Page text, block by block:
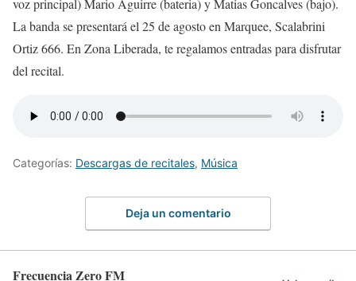
voz principal) Mario Aguirre (bateria) y Matias Goncalves (bajo).
La banda se presentará el 25 de agosto en Marquee, Scalabrini
Ortiz 666. En Zona Liberada, te regalamos entradas para disfrutar
del recital.
Categorías: Descargas de recitales, Música
Deja un comentario
Frecuencia Zero FM